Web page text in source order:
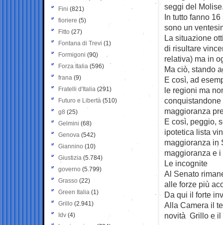
seggi del
In tutto fanno
sono un
La situazione
di risultare
relativa) ma in
Ma ciò, stando
E così, ad
le regioni ma
maggioranza
E così, peggio,
ipotetica lista
maggioranza in
maggioranza e
Le incognite
Al Senato
alle forze più
Da qui il forte
Alla Camera il
novità Grillo e il
Fini (821)
fioriere (5)
Fitto (27)
Fontana di Trevi (1)
Formigoni (90)
Forza Italia (596)
frana (9)
Fratelli d'Italia (291)
Futuro e Libertà (510)
g8 (25)
Gelmini (68)
Genova (542)
Giannino (10)
Giustizia (5.784)
governo (5.799)
Grasso (22)
Green Italia (1)
Grillo (2.941)
Idv (4)